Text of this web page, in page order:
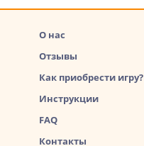
О нас
Отзывы
Как приобрести игру?
Инструкции
FAQ
Контакты